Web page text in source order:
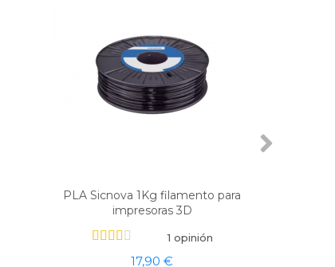
PLA Sicnova 1Kg filamento para
impresoras 3D
1 opinión
17,90 €